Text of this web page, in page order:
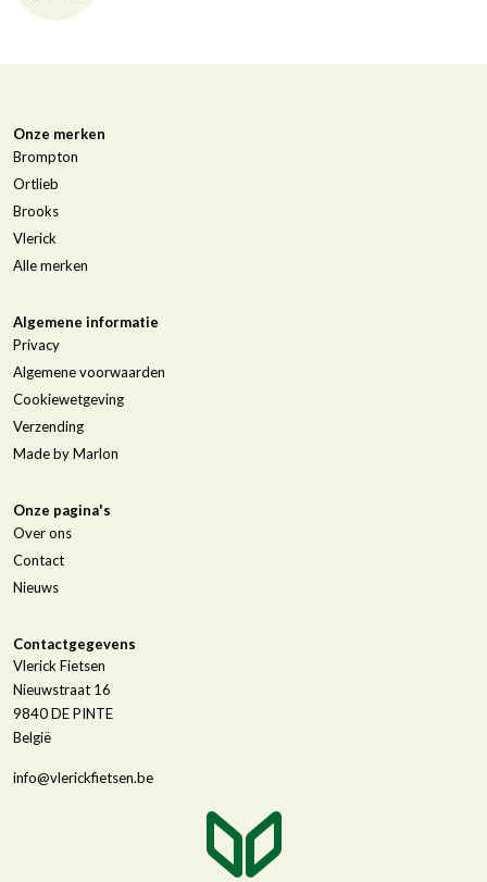
Onze merken
Brompton
Ortlieb
Brooks
Vlerick
Alle merken
Algemene informatie
Privacy
Algemene voorwaarden
Cookiewetgeving
Verzending
Made by Marlon
Onze pagina's
Over ons
Contact
Nieuws
Contactgegevens
Vlerick Fietsen
Nieuwstraat 16
9840DE PINTE
België
info@vlerickfietsen.be